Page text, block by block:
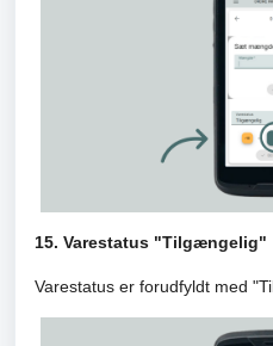
15. Varestatus "Tilgængelig"
Varestatus er forudfyldt med